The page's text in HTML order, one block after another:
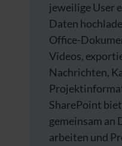
jeweilige User
Daten
Office-
Videos,
Nachrichten,
SharePoint
gemeinsam an
arbeiten und